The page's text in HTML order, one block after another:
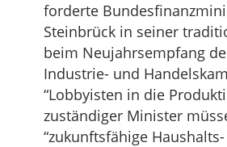
forderte
Steinbrück in seiner
beim Neujahrsempfang
Industrie- und
“Lobbyisten in die
zuständiger Minister
“zukunftsfähige